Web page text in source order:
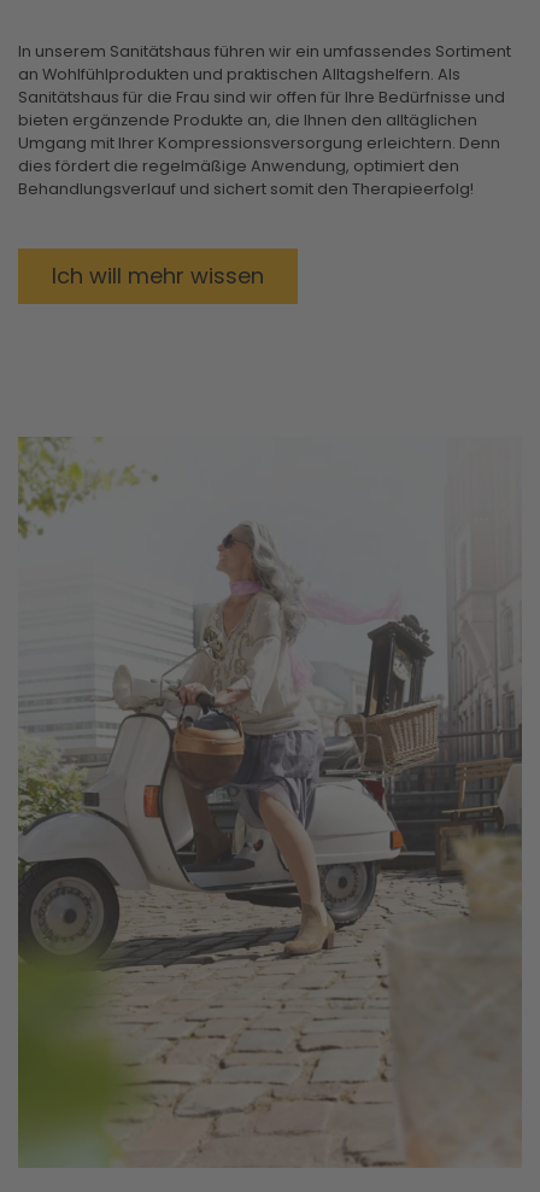
In unserem Sanitätshaus führen wir ein umfassendes Sortiment
an Wohlfühlprodukten und praktischen Alltagshelfern. Als
Sanitätshaus für die Frau sind wir offen für Ihre Bedürfnisse und
bieten ergänzende Produkte an, die Ihnen den alltäglichen
Umgang mit Ihrer Kompressionsversorgung erleichtern. Denn
dies fördert die regelmäßige Anwendung, optimiert den
Behandlungsverlauf und sichert somit den Therapieerfolg!
Ich will mehr wissen